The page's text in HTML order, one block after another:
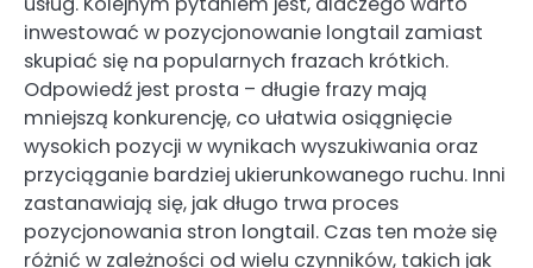
inwestować w pozycjonowanie longtail zamiast
skupiać się na popularnych frazach krótkich.
Odpowiedź jest prosta – długie frazy mają
mniejszą konkurencję, co ułatwia osiągnięcie
wysokich pozycji w wynikach wyszukiwania oraz
przyciąganie bardziej ukierunkowanego ruchu. Inni
zastanawiają się, jak długo trwa proces
pozycjonowania stron longtail. Czas ten może się
różnić w zależności od wielu czynników, takich jak